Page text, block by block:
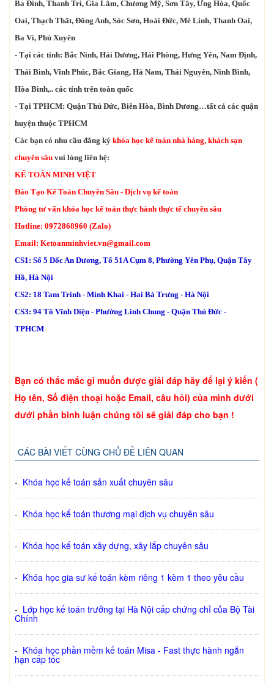
Ba Đình, Thanh Trì, Gia Lâm, Chương Mỹ, Sơn Tây, Ứng Hòa, Quốc
Oai, Thạch Thất, Đông Anh, Sóc Sơn, Hoài Đức, Mê Linh, Thanh Oai,
Ba Vì, Phú Xuyên
- Tại các tỉnh: Bắc Ninh, Hải Dương, Hải Phòng, Hưng Yên, Nam Định,
Thái Bình, Vĩnh Phúc, Bắc Giang, Hà Nam, Thái Nguyên, Ninh Bình,
Hòa Bình,.. các tỉnh trên toàn quốc
- Tại TPHCM: Quận Thủ Đức, Biên Hòa, Bình Dương…tất cả các quận
huyện thuộc TPHCM
Các bạn có nhu cầu đăng ký khóa học kế toán nhà hàng, khách sạn
chuyên sâu vui lòng liên hệ:
KẾ TOÁN MINH VIỆT
Đào Tạo Kế Toán Chuyên Sâu - Dịch vụ kế toán
Phòng tư vấn khóa học kế toán thực hành thực tế chuyên sâu
Hotline: 0972868960 (Zalo)
Email: Ketoanminhviet.vn@gmail.com
CS1: Số 5 Dốc An Dương, Tổ 51A Cụm 8, Phường Yên Phụ, Quận Tây
Hồ, Hà Nội
CS2: 18 Tam Trinh - Minh Khai - Hai Bà Trưng - Hà Nội
CS3: 94 Tô Vĩnh Diện - Phường Linh Chung - Quận Thủ Đức -
TPHCM
Bạn có thắc mắc gì muốn được giải đáp hãy để lại ý kiến (
Họ tên, Số điện thoại hoặc Email, câu hỏi) của mình dưới
dưới phần bình luận chúng tôi sẽ giải đáp cho bạn !
CÁC BÀI VIẾT CÙNG CHỦ ĐỀ LIÊN QUAN
- Khóa học kế toán sản xuất chuyên sâu
- Khóa học kế toán thương mại dịch vụ chuyên sâu
- Khóa học kế toán xây dựng, xây lắp chuyên sâu
- Khóa học gia sư kế toán kèm riêng 1 kèm 1 theo yêu cầu
- Lớp học kế toán trưởng tại Hà Nội cấp chứng chỉ của Bộ Tài
Chính
- Khóa học phần mềm kế toán Misa - Fast thực hành ngắn
hạn cấp tốc